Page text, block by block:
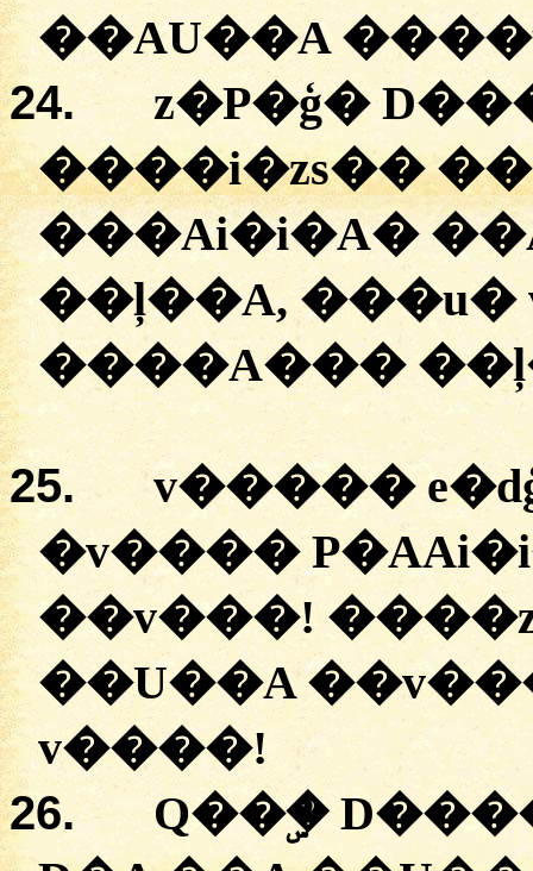
��AU��A�
24. z�P�ģ�
����i�zs��
���Ai�i�A� �
��ļ��A, ���u�
����A���
25. v�����
�v����
��v���! �
��U��A�
v����!
26. Q��ۣ�